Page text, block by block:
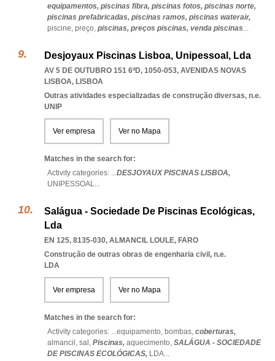
equipamentos, piscinas fibra, piscinas fotos, piscinas norte,
piscinas prefabricadas, piscinas ramos, piscinas waterair,
piscine, preço, piscinas, preços piscinas, venda piscinas...
Desjoyaux Piscinas Lisboa, Unipessoal, Lda
AV 5 DE OUTUBRO 151 6ºD, 1050-053, AVENIDAS NOVAS
LISBOA, LISBOA
Outras atividades especializadas de construção diversas, n.e.
UNIP
Ver empresa Ver no Mapa
Matches in the search for:
Activity categories: ...DESJOYAUX PISCINAS LISBOA,
UNIPESSOAL...
Salágua - Sociedade De Piscinas Ecológicas,
Lda
EN 125, 8135-030, ALMANCIL LOULE, FARO
Construção de outras obras de engenharia civil, n.e.
LDA
Ver empresa Ver no Mapa
Matches in the search for:
Activity categories: ...equipamento, bombas, coberturas,
almancil, sal, Piscinas, aquecimento, SALÁGUA - SOCIEDADE
DE PISCINAS ECOLÓGICAS, LDA...